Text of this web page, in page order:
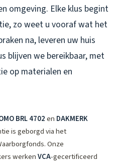
omgeving. Elke klus begint
zo weet u vooraf wat het
na, leveren uw huis
blijven we bereikbaar, met
op materialen en
BRL 4702en DAKMERK
is geborgd via het
Onze
werkenVCA-gecertificeerd